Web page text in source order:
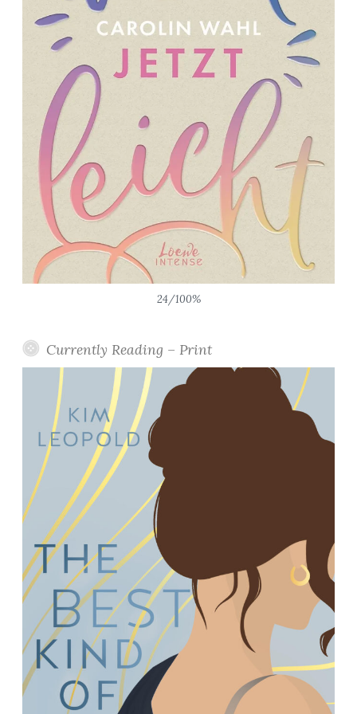
24/100%
Currently Reading – Print